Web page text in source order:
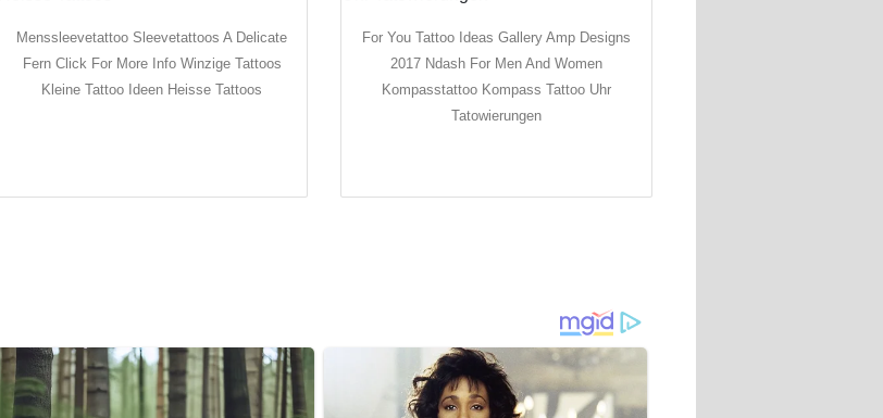
Menssleevetattoo Sleevetattoos A Delicate
Fern Click For More Info Winzige Tattoos
Kleine Tattoo Ideen Heisse Tattoos
For You Tattoo Ideas Gallery Amp Designs
2017 Ndash For Men And Women
Kompasstattoo Kompass Tattoo Uhr
Tatowierungen